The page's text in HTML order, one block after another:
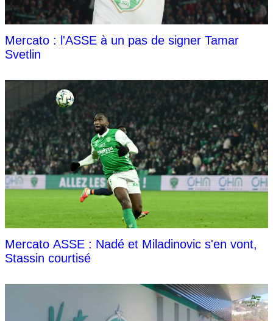
Mercato : l'ASSE à un pas de signer Tamar
Svetlin
Mercato ASSE : Nadé et Miladinovic s'en vont,
Stassin courtisé